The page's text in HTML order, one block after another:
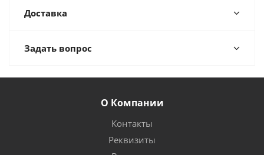
Доставка
Задать вопрос
О Компании
Контакты
Реквизиты